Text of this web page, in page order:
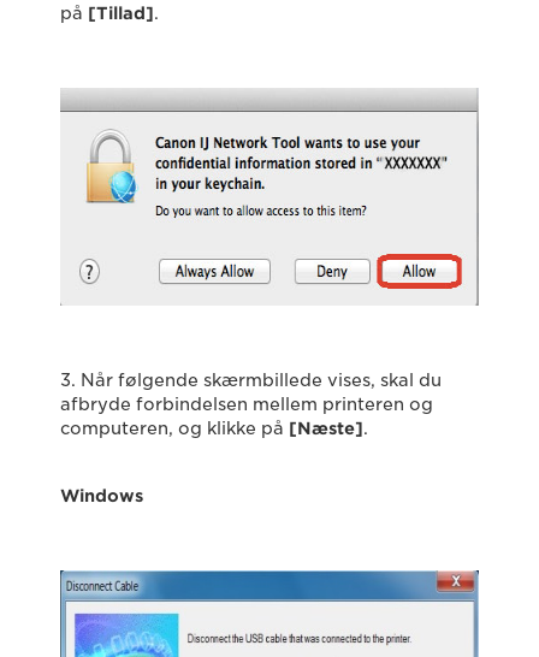
på [Tillad].
3. Når følgende skærmbillede vises, skal du
afbryde forbindelsen mellem printeren og
computeren, og klikke på [Næste].
Windows